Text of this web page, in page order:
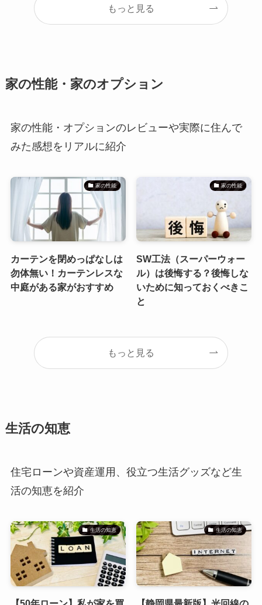
もっと見る
家の性能・家のオプション
家の性能・オプションのレビューや実際に住んで
みた感想をリアルに紹介
家の性能
カーテンを閉めっぱなしは
勿体無い！カーテンレスな
中庭がある家がおすすめ
家の性能
SW工法（スーパーウォー
ル）は後悔する？後悔しな
いために知っておくべきこ
と
もっと見る
生活の知恵
住宅ローンや資産運用、役立つ生活グッズなど生
活の知恵を紹介
生活の知恵 生活の知恵